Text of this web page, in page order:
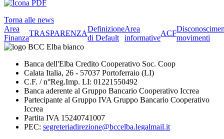
Torna alle news
Area
Finanza
TRASPARENZA
Definizione
di Default
Area
informative
ACF
movimenti
Banca dell'Elba Credito Cooperativo Soc. Coop
Calata Italia, 26 - 57037 Portoferraio (LI)
C.F. / n°Reg.Imp. LI: 01221550492
Banca aderente al Gruppo Bancario Cooperativo Iccrea
Partecipante al Gruppo IVA Gruppo Bancario Cooperativo
Iccrea
Partita IVA 15240741007
PEC: segreteriadirezione@bccelba.legalmail.it